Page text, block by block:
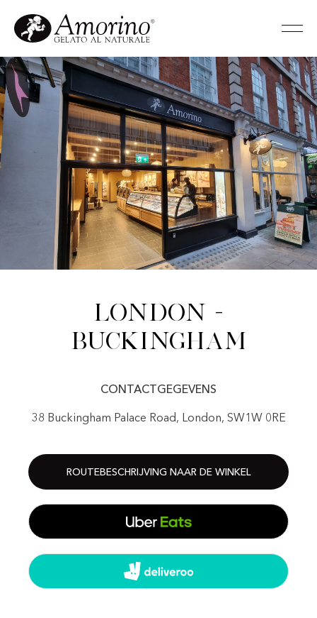
London -
Buckingham
CONTACTGEGEVENS
38 Buckingham Palace Road, London, SW1W 0RE
ROUTEBESCHRIJVING NAAR DE WINKEL